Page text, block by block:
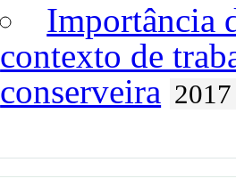
Importância
contexto de
conserveira 2017